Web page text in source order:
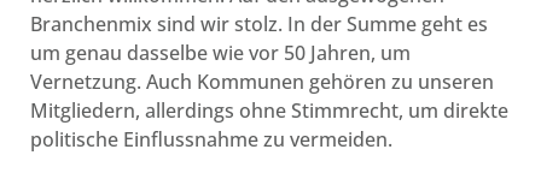
Branchenmix sind wir stolz. In der Summe geht es
um genau dasselbe wie vor 50 Jahren, um
Vernetzung. Auch Kommunen gehören zu unseren
Mitgliedern, allerdings ohne Stimmrecht, um direkte
politische Einflussnahme zu vermeiden.